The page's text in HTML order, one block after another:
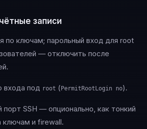
записи
по ключам; парольный вход для root
— отключить после
входа под root (PermitRootLogin no).
SSH — опционально, как тонкий
ключам и firewall.